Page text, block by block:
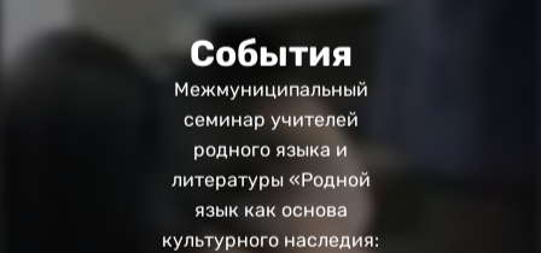
События
Межмуниципальный
семинар учителей
родного языка и
литературы «Родной
язык как основа
культурного наследия: